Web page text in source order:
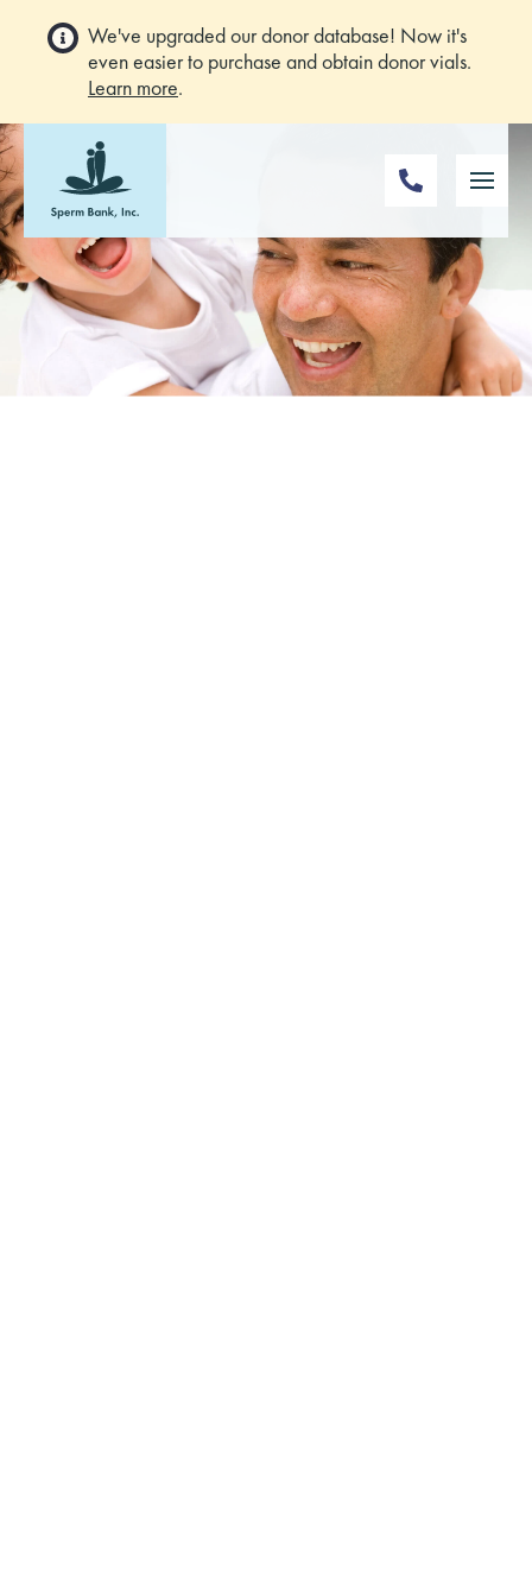
We've upgraded our donor database! Now it's
even easier to purchase and obtain donor vials.
Learn more.